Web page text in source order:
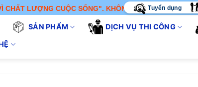
LƯỢNG CUỘC SỐNG". KHÔNG CHỈ BÁN SẢN PHẨM -
Tuyển dụng
SẢN PHẨM DỊCH VỤ THI CÔNG